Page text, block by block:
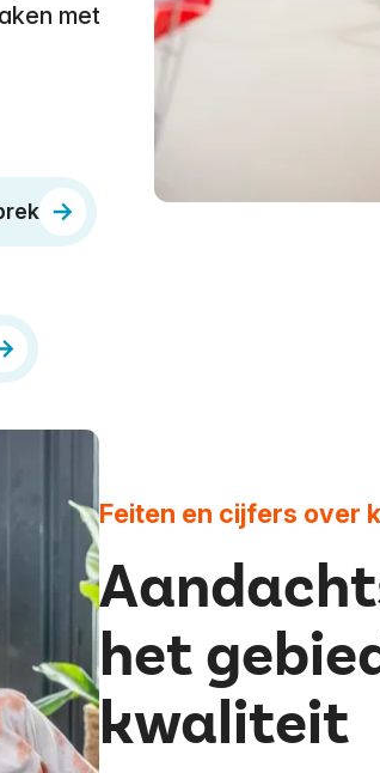
met
Feiten en cijfers over
het
kwaliteit